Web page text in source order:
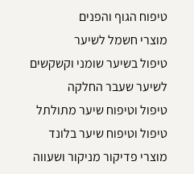
טיפוח הגוף והפנים
מוצרי חשמל לשיער
טיפול בשיער שומני וקשקשים
לשיער שעבר החלקה
טיפול וטיפוח שיער מתולתל
טיפול וטיפוח שיער בלונד
מוצרי פדיקור מניקור ושעווה